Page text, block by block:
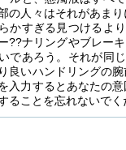
の人々はそれがあま
かすぎる見つけるよ
??ナリングやブレー
であろう。それが同
良いハンドリングの
入力するとあなたの
ることを忘れないでく